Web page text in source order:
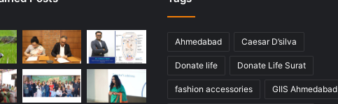
Ahmedabad Caesar D’silva
Donate life Donate Life Surat
fashion accessories GIIS Ahmedabad